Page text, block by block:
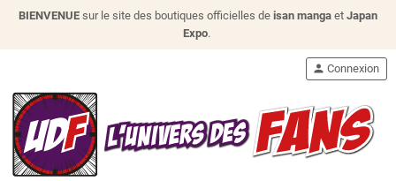
BIENVENUE sur le site des boutiques officielles de isan manga et Japan
Expo.
person Connexion